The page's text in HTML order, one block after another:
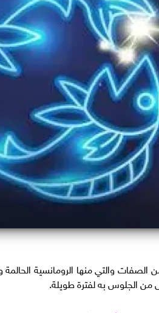
الصفات والتي منها الرومانسية
من الجلوس به لفترة طويلة.